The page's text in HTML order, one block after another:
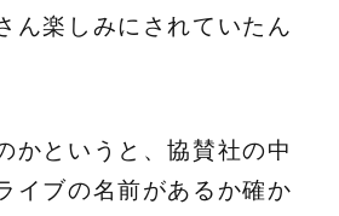
ん楽しみにされていたん
かというと、協賛社の中
イブの名前があるか確か